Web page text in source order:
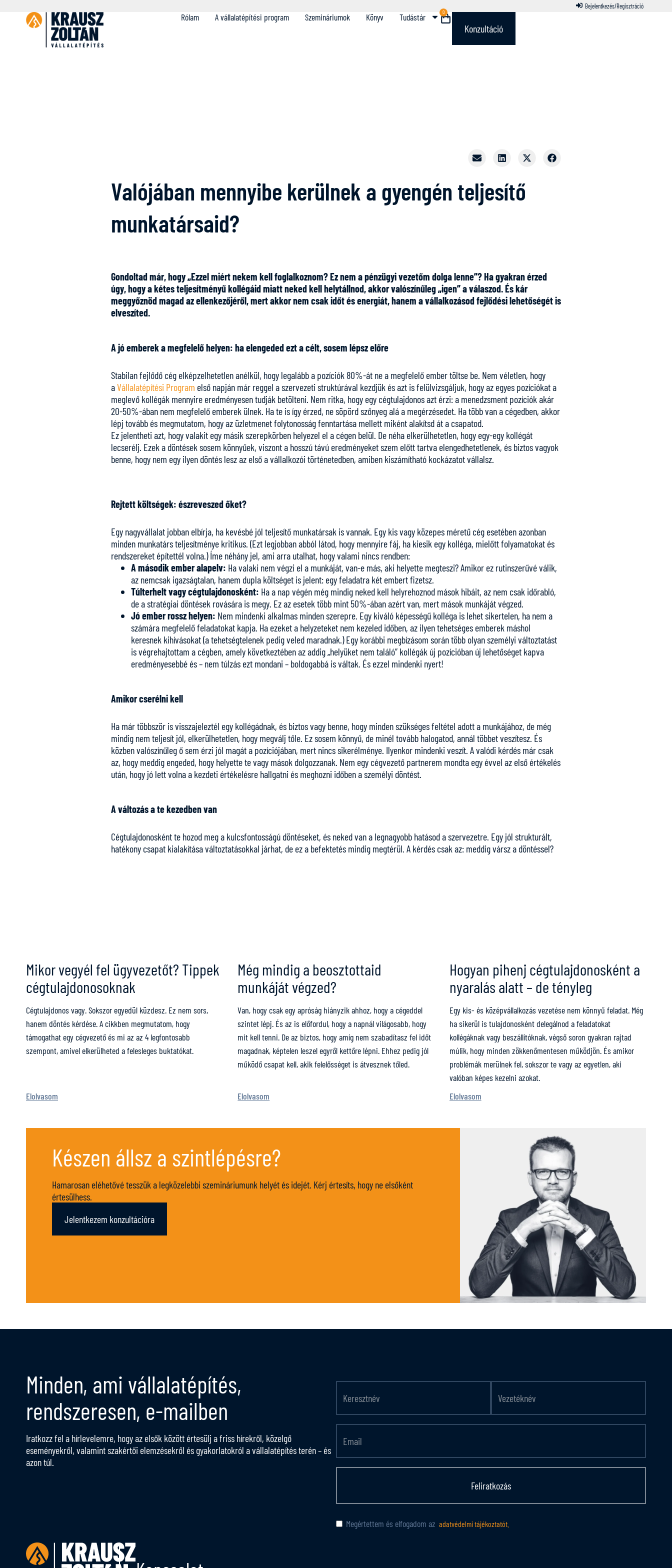
Bejelentkezés/Regisztráció
Rólam A vállalatépítési program Szemináriumok Könyv Tudástár 0
Konzultáció
Valójában mennyibe kerülnek a gyengén teljesítő
munkatársaid?
Gondoltad már, hogy „Ezzel miért nekem kell foglalkoznom? Ez nem a pénzügyi vezetőm dolga lenne”? Ha gyakran érzed
úgy, hogy a kétes teljesítményű kollégáid miatt neked kell helytállnod, akkor valószínűleg „igen” a válaszod. És kár
meggyőznöd magad az ellenkezőjéről, mert akkor nem csak időt és energiát, hanem a vállalkozásod fejlődési lehetőségét is
elveszíted.
A jó emberek a megfelelő helyen: ha elengeded ezt a célt, sosem lépsz előre
Stabilan fejlődő cég elképzelhetetlen anélkül, hogy legalább a pozíciók 80%-át ne a megfelelő ember töltse be. Nem véletlen, hogy
aVállalatépítési Program első napján már reggel a szervezeti struktúrával kezdjük és azt is felülvizsgáljuk, hogy az egyes pozíciókat a
meglevő kollégák mennyire eredményesen tudják betölteni. Nem ritka, hogy egy cégtulajdonos azt érzi: a menedzsment pozíciók akár
20-50%-ában nem megfelelő emberek ülnek. Ha te is így érzed, ne söpörd szőnyeg alá a megérzésedet. Ha több van a cégedben, akkor
lépj tovább és megmutatom, hogy az üzletmenet folytonosság fenntartása mellett miként alakítsd át a csapatod.
Ez jelentheti azt, hogy valakit egy másik szerepkörben helyezel el a cégen belül. De néha elkerülhetetlen, hogy egy-egy kollégát
lecserélj. Ezek a döntések sosem könnyűek, viszont a hosszú távú eredményeket szem előtt tartva elengedhetetlenek, és biztos vagyok
benne, hogy nem egy ilyen döntés lesz az első a vállalkozói történetedben, amiben kiszámítható kockázatot vállalsz.
Rejtett költségek: észreveszed őket?
Egy nagyvállalat jobban elbírja, ha kevésbé jól teljesítő munkatársak is vannak. Egy kis vagy közepes méretű cég esetében azonban
minden munkatárs teljesítménye kritikus. (Ezt legjobban abból látod, hogy mennyire fáj, ha kiesik egy kolléga, mielőtt folyamatokat és
rendszereket építettél volna.) Íme néhány jel, ami arra utalhat, hogy valami nincs rendben:
A második ember alapelv: Ha valaki nem végzi el a munkáját, van-e más, aki helyette megteszi? Amikor ez rutinszerűvé válik,
az nemcsak igazságtalan, hanem dupla költséget is jelent: egy feladatra két embert fizetsz.
Túlterhelt vagy cégtulajdonosként: Ha a nap végén még mindig neked kell helyrehoznod mások hibáit, az nem csak időrabló,
de a stratégiai döntések rovására is megy. Ez az esetek több mint 50%-ában azért van, mert mások munkáját végzed.
Jó ember rossz helyen: Nem mindenki alkalmas minden szerepre. Egy kiváló képességű kolléga is lehet sikertelen, ha nem a
számára megfelelő feladatokat kapja. Ha ezeket a helyzeteket nem kezeled időben, az ilyen tehetséges emberek máshol
keresnek kihívásokat (a tehetségtelenek pedig veled maradnak.) Egy korábbi megbízásom során több olyan személyi változtatást
is végrehajtottam a cégben, amely következtében az addig „helyüket nem találó” kollégák új pozícióban új lehetőséget kapva
eredményesebbé és – nem túlzás ezt mondani – boldogabbá is váltak. És ezzel mindenki nyert!
Amikor cserélni kell
Ha már többször is visszajeleztél egy kollégádnak, és biztos vagy benne, hogy minden szükséges feltétel adott a munkájához, de még
mindig nem teljesít jól, elkerülhetetlen, hogy megválj tőle. Ez sosem könnyű, de minél tovább halogatod, annál többet veszítesz. És
közben valószínűleg ő sem érzi jól magát a pozíciójában, mert nincs sikerélménye. Ilyenkor mindenki veszít. A valódi kérdés már csak
az, hogy meddig engeded, hogy helyette te vagy mások dolgozzanak. Nem egy cégvezető partnerem mondta egy évvel az első értékelés
után, hogy jó lett volna a kezdeti értékelésre hallgatni és meghozni időben a személyi döntést.
A változás a te kezedben van
Cégtulajdonosként te hozod meg a kulcsfontosságú döntéseket, és neked van a legnagyobb hatásod a szervezetre. Egy jól strukturált,
hatékony csapat kialakítása változtatásokkal járhat, de ez a befektetés mindig megtérül. A kérdés csak az: meddig vársz a döntéssel?
Mikor vegyél fel ügyvezetőt? Tippek
cégtulajdonosoknak
Cégtulajdonos vagy. Sokszor egyedül küzdesz. Ez nem sors,
hanem döntés kérdése. A cikkben megmutatom, hogy
támogathat egy cégvezető és mi az az 4 legfontosabb
szempont, amivel elkerülheted a felesleges buktatókat.
Elolvasom
Még mindig a beosztottaid
munkáját végzed?
Van, hogy csak egy apróság hiányzik ahhoz, hogy a cégeddel
szintet lépj. És az is előfordul, hogy a napnál világosabb, hogy
mit kell tenni. De az biztos, hogy amíg nem szabadítasz fel időt
magadnak, képtelen leszel egyről kettőre lépni. Ehhez pedig jól
működő csapat kell, akik felelősséget is átvesznek tőled.
Elolvasom
Hogyan pihenj cégtulajdonosként a
nyaralás alatt – de tényleg
Egy kis- és középvállalkozás vezetése nem könnyű feladat. Még
ha sikerül is tulajdonosként delegálnod a feladatokat
kollégáknak vagy beszállítóknak, végső soron gyakran rajtad
múlik, hogy minden zökkenőmentesen működjön. És amikor
problémák merülnek fel, sokszor te vagy az egyetlen, aki
valóban képes kezelni azokat.
Elolvasom
Készen állsz a szintlépésre?
Hamarosan eléhetővé tesszük a legközelebbi szemináriumunk helyét és idejét. Kérj értesíts, hogy ne elsőként
értesülhess.
Jelentkezem konzultációra
Minden, ami vállalatépítés,
rendszeresen, e-mailben
Iratkozz fel a hírlevelemre, hogy az elsők között értesülj a friss hírekről, közelgő
eseményekről, valamint szakértői elemzésekről és gyakorlatokról a vállalatépítés terén – és
azon túl.
Feliratkozás
Megértettem és elfogadom az adatvédelmi tájékoztatót.